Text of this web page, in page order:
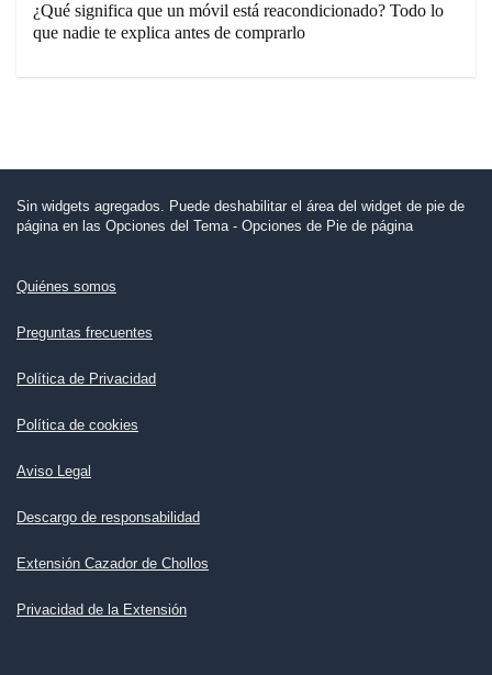
¿Qué significa que un móvil está reacondicionado? Todo lo
que nadie te explica antes de comprarlo
Sin widgets agregados. Puede deshabilitar el área del widget de pie de
página en las Opciones del Tema - Opciones de Pie de página
Quiénes somos
Preguntas frecuentes
Política de Privacidad
Política de cookies
Aviso Legal
Descargo de responsabilidad
Extensión Cazador de Chollos
Privacidad de la Extensión